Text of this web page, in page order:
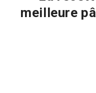
meilleure